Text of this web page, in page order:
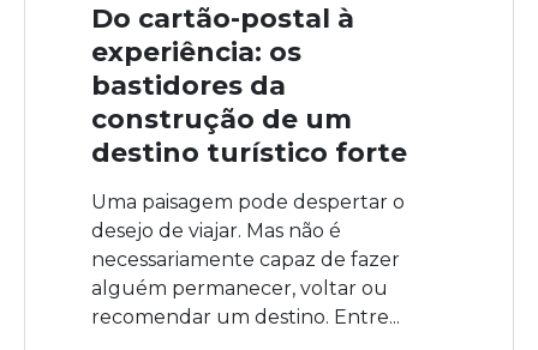
Do cartão-postal à
experiência: os
bastidores da
construção de um
destino turístico forte
Uma paisagem pode despertar o
desejo de viajar. Mas não é
necessariamente capaz de fazer
alguém permanecer, voltar ou
recomendar um destino. Entre...